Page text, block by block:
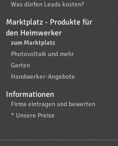
Was dürfen Leads kosten?
Marktplatz - Produkte für
den Heimwerker
zum Marktplatz
Photovoltaik und mehr
Garten
Handwerker-Angebote
Informationen
Firma eintragen und bewerten
* Unsere Preise